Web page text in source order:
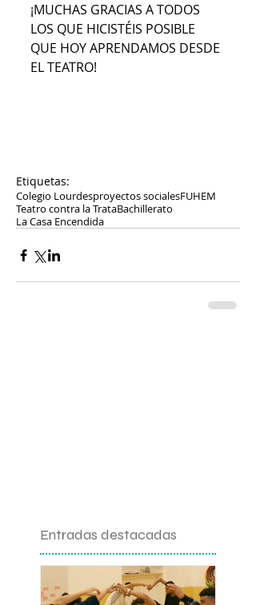
¡MUCHAS GRACIAS A TODOS
LOS QUE HICISTÉIS POSIBLE
QUE HOY APRENDAMOS DESDE
EL TEATRO!
Etiquetas:
Colegio Lourdesproyectos socialesFUHEM
Teatro contra la TrataBachillerato
La Casa Encendida
Entradas destacadas